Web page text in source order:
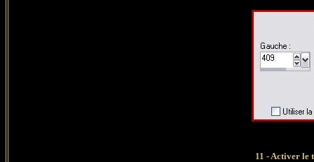
11 - Activer le